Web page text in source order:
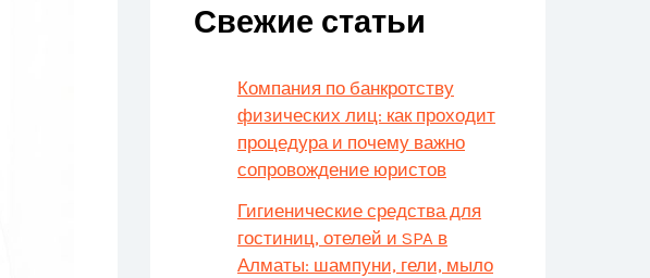
Свежие статьи
Компания по банкротству
физических лиц: как проходит
процедура и почему важно
сопровождение юристов
Гигиенические средства для
гостиниц, отелей и SPA в
Алматы: шампуни, гели, мыло